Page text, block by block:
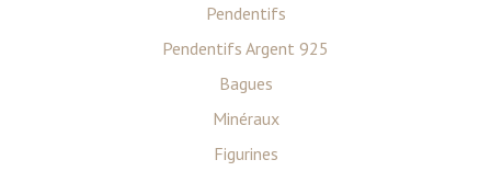
Pendentifs
Pendentifs Argent 925
Bagues
Minéraux
Figurines